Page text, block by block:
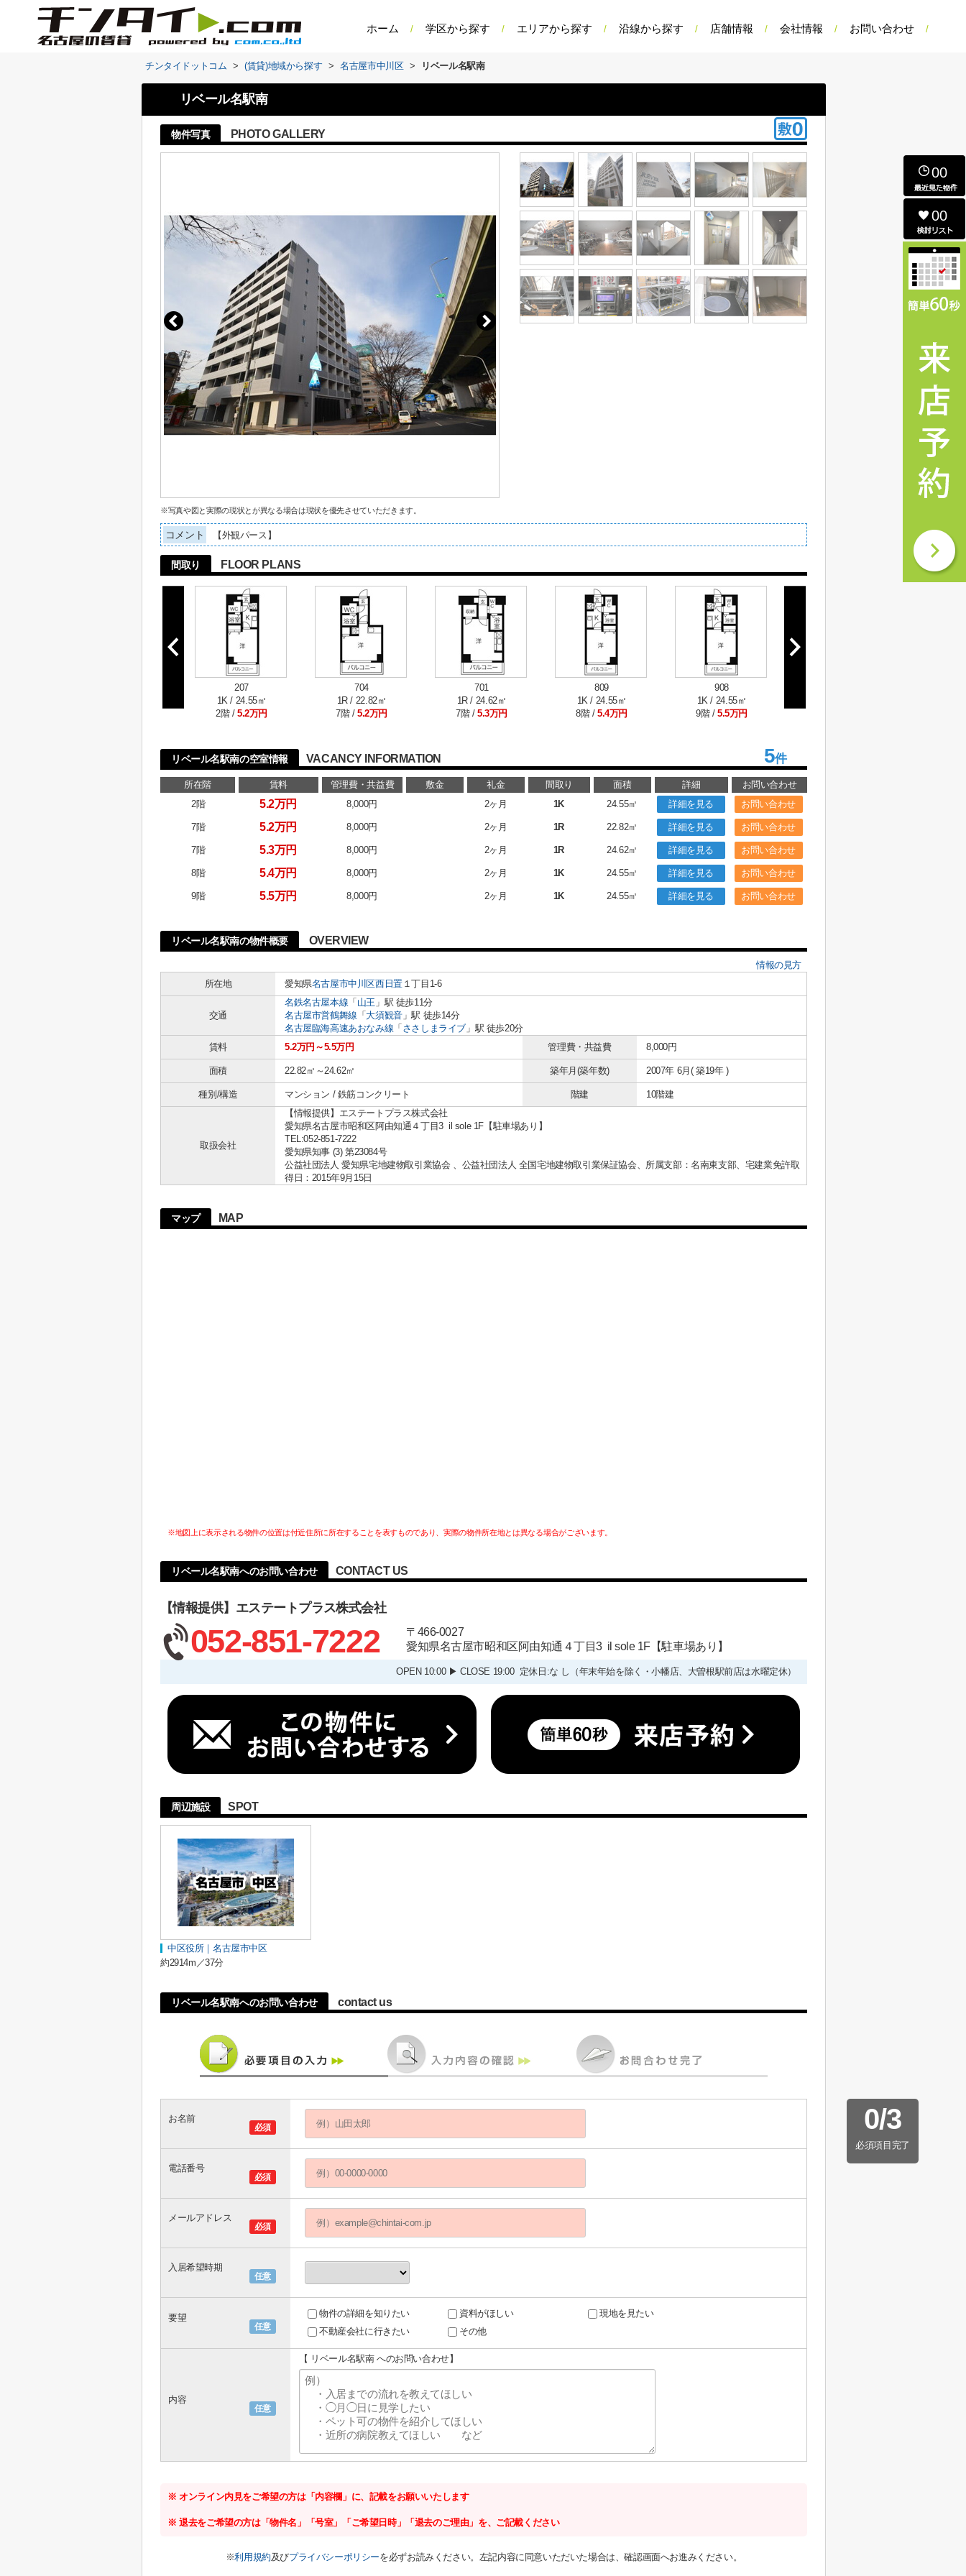
ホーム 学区から探す エリアから探す 沿線から探す 店舗情報 会社情報 お問い合わせ
チンタイドットコム > (賃貸)地域から探す > 名古屋市中川区 > リベール名駅南
リベール名駅南
物件写真 PHOTO GALLERY
※写真や図と実際の現状とが異なる場合は現状を優先させていただきます。
コメント 【外観パース】
間取り FLOOR PLANS
207
1K / 24.55㎡
2階 / 5.2万円
704
1R / 22.82㎡
7階 / 5.2万円
701
1R / 24.62㎡
7階 / 5.3万円
809
1K / 24.55㎡
8階 / 5.4万円
908
1K / 24.55㎡
9階 / 5.5万円
リベール名駅南の空室情報 VACANCY INFORMATION 5件
所在階 賃料 管理費・共益費 敷金 礼金 間取り 面積 詳細
お問い合わせ
2階
5.2万円 8,000円 2ヶ月 1K 24.55㎡ 詳細を見る お問い合わせ
7階 5.2万円 8,000円 2ヶ月 1R 22.82㎡ 詳細を見る お問い合わせ
7階 5.3万円 8,000円 2ヶ月 1R 24.62㎡ 詳細を見る お問い合わせ
8階 5.4万円 8,000円 2ヶ月 1K 24.55㎡ 詳細を見る お問い合わせ
9階 5.5万円 8,000円 2ヶ月 1K 24.55㎡ 詳細を見る お問い合わせ
リベール名駅南の物件概要 OVERVIEW
情報の見方
所在地
愛知県名古屋市中川区西日置１丁目1-6
交通
名鉄名古屋本線 「 山王 」駅 徒歩11分
名古屋市営鶴舞線 「 大須観音」駅 徒歩14分
名古屋臨海高速あおなみ線 「 ささしまライブ 」駅 徒歩20分
賃料
5.2万円～5.5万円 管理費・共益費 8,000円
面積 22.82㎡～24.62㎡ 築年月(築年数) 2007年 6月( 築19年 )
種別/構造 マンション / 鉄筋コンクリート 階建 10階建
取扱会社
【情報提供】エステートプラス株式会社
愛知県名古屋市昭和区阿由知通４丁目3 il sole 1F【駐車場あり】
TEL:052-851-7222
愛知県知事 (3) 第23084号
公益社団法人 愛知県宅地建物取引業協会 、公益社団法人 全国宅地建物取引業保証協会、所属支部：名南東支部、宅建業免許取
得日：2015年9月15日
マップ MAP
※地図上に表示される物件の位置は付近住所に所在することを表すものであり、実際の物件所在地とは異なる場合がございます。
リベール名駅南へのお問い合わせ CONTACT US
【情報提供】エステートプラス株式会社
052-851-7222
〒466-0027
愛知県名古屋市昭和区阿由知通４丁目3 il sole 1F【駐車場あり】
OPEN 10:00 ▶ CLOSE 19:00 定休日:な し（年末年始を除く・小幡店、大曽根駅前店は水曜定休）
周辺施設 SPOT
中区役所｜名古屋市中区
約2914m／37分
リベール名駅南へのお問い合わせ contact us
0/3
必須項目完了
必須
お名前
必須
電話番号
必須
メールアドレス
任意
入居希望時期
任意
要望 物件の詳細を知りたい 資料がほしい
現地を見たい
不動産会社に行きたい
その他
任意
内容
【 リベール名駅南 へのお問い合わせ】
※ オンライン内見をご希望の方は「内容欄」に、記載をお願いいたします
※ 退去をご希望の方は「物件名」「号室」「ご希望日時」「退去のご理由」を、ご記載ください
※利用規約及びプライバシーポリシーを必ずお読みください。左記内容に同意いただいた場合は、確認画面へお進みください。
00
00